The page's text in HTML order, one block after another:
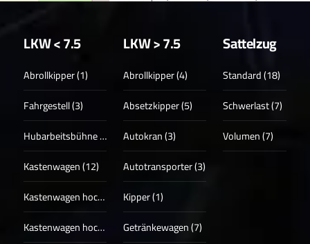
LKW < 7.5
Abrollkipper (1)
Fahrgestell (3)
Hubarbeitsbühne (3)
Kastenwagen (12)
Kastenwagen hoch (17)
Kastenwagen hoch + lang (13)
LKW > 7.5
Abrollkipper (4)
Absetzkipper (5)
Autokran (3)
Autotransporter (3)
Kipper (1)
Getränkewagen (7)
Sattelzug
Standard (18)
Schwerlast (7)
Volumen (7)